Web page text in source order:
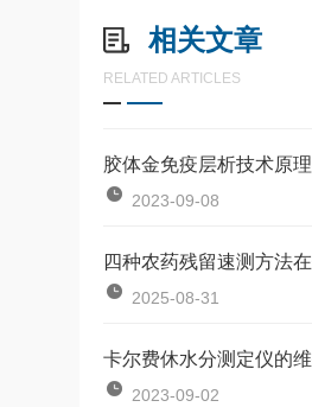
相关文章
RELATED ARTICLES
2023-09-08
2025-08-31
2023-09-02